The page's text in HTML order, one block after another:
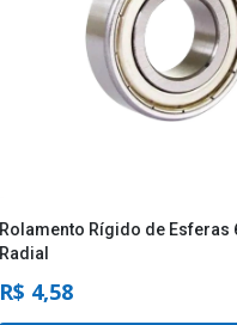
Rolamento Rígido de Esferas
Radial
R$ 4,58